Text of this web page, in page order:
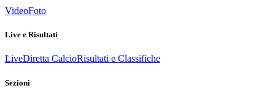
VideoFoto
Live e Risultati
LiveDiretta CalcioRisultati e Classifiche
Sezioni